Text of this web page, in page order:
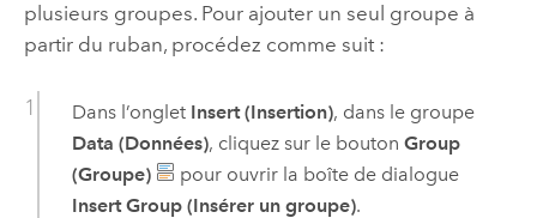
plusieurs groupes. Pour ajouter un seul groupe à
partir du ruban, procédez comme suit :
Dans l’onglet Insert (Insertion), dans le groupe
Data (Données), cliquez sur le bouton Group
(Groupe)
pour ouvrir la boîte de dialogue
Insert Group (Insérer un groupe).